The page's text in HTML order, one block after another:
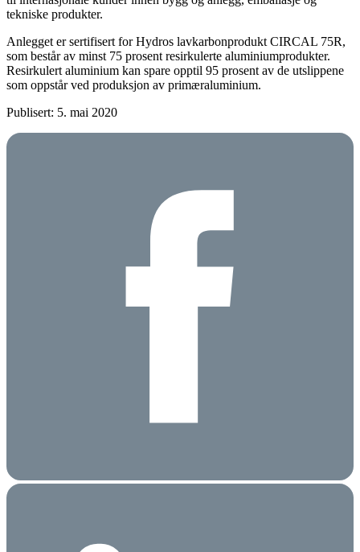
tekniske produkter.
Anlegget er sertifisert for Hydros lavkarbonprodukt CIRCAL 75R,
som består av minst 75 prosent resirkulerte aluminiumprodukter.
Resirkulert aluminium kan spare opptil 95 prosent av de utslippene
som oppstår ved produksjon av primæraluminium.
Publisert: 5. mai 2020